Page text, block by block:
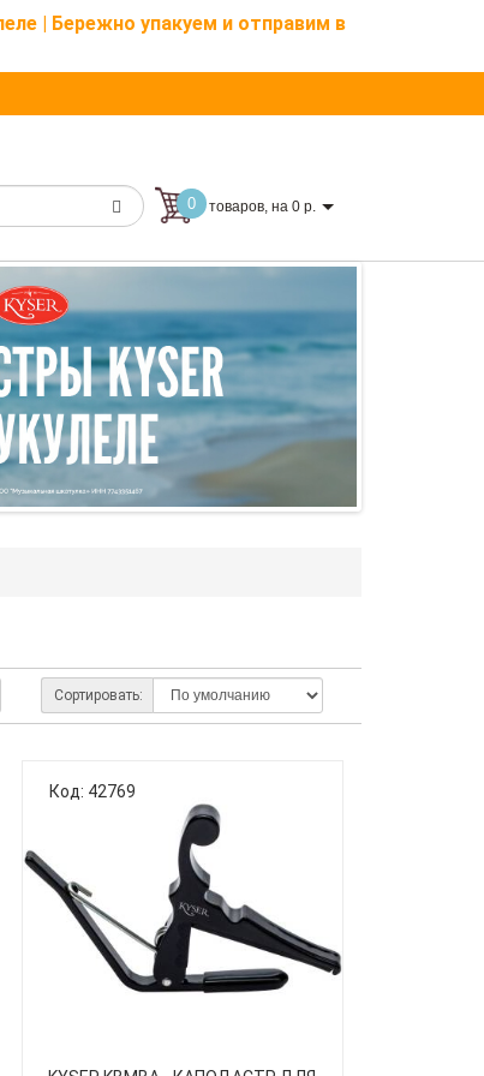
| Бережно упакуем и отправим в
0 товаров, на 0 р.
Сортировать:
Код: 42769